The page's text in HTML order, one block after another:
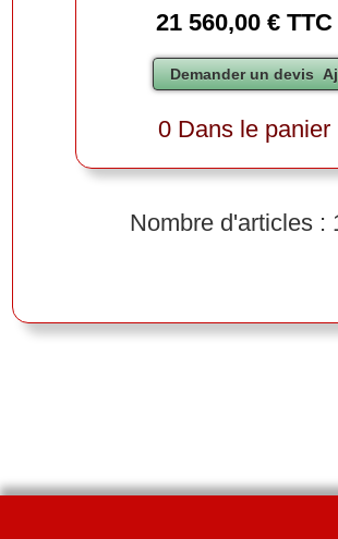
21 560,00 € TTC
0 Dans le panier
Nombre d'articles :